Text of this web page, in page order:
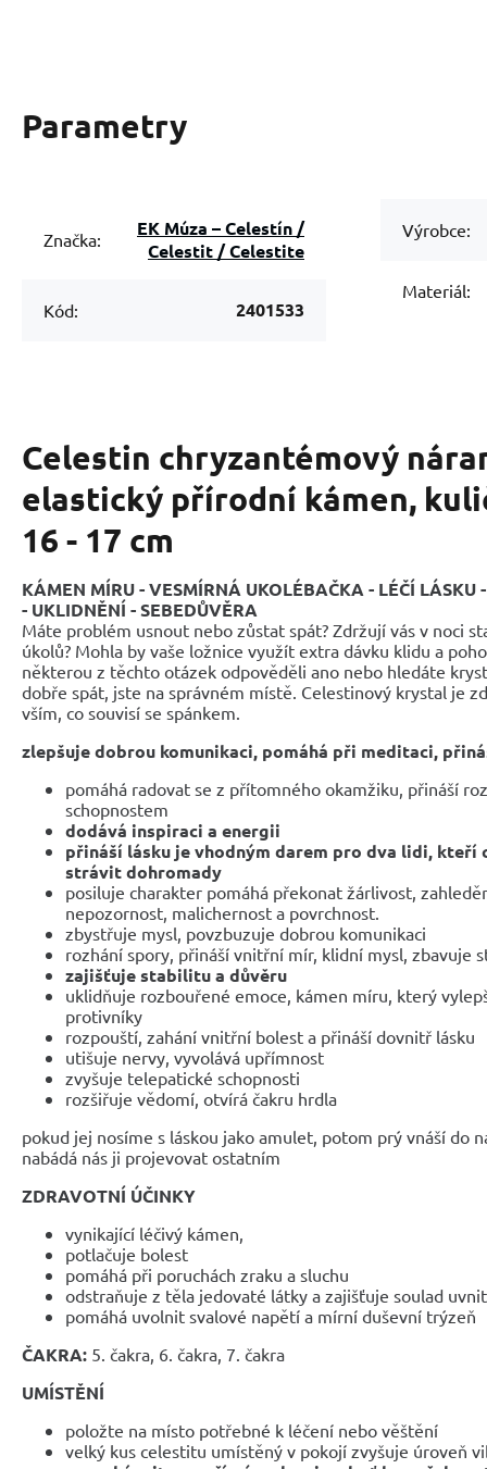
Parametry
Značka:
EK Múza – Celestín /
Celestit / Celestite
Kód: 2401533
Výrobce:
Materiál:
Celestin chryzantémový
elastický přírodní kámen,
16 - 17 cm
KÁMEN MÍRU - VESMÍRNÁ UKOLÉBAČKA - LÉČÍ LÁSKU
- UKLIDNĚNÍ - SEBEDŮVĚRA
Máte problém usnout nebo zůstat spát? Zdržují vás v noci
úkolů? Mohla by vaše ložnice využít extra dávku klidu a
některou z těchto otázek odpověděli ano nebo hledáte
dobře spát, jste na správném místě. Celestinový krystal je
vším, co souvisí se spánkem.
zlepšuje dobrou komunikaci, pomáhá při meditaci,
pomáhá radovat se z přítomného okamžiku, přináší
schopnostem
dodává inspiraci a energii
přináší lásku je vhodným darem pro dva lidi,
strávit dohromady
posiluje charakter pomáhá překonat žárlivost,
nepozornost, malichernost a povrchnost.
zbystřuje mysl, povzbuzuje dobrou komunikaci
rozhání spory, přináší vnitřní mír, klidní mysl, zbavuje
zajišťuje stabilitu a důvěru
uklidňuje rozbouřené emoce, kámen míru, který
protivníky
rozpouští, zahání vnitřní bolest a přináší dovnitř lásku
utišuje nervy, vyvolává upřímnost
zvyšuje telepatické schopnosti
rozšiřuje vědomí, otvírá čakru hrdla
pokud jej nosíme s láskou jako amulet, potom prý vnáší do
nabádá nás ji projevovat ostatním
ZDRAVOTNÍ ÚČINKY
vynikající léčivý kámen,
potlačuje bolest
pomáhá při poruchách zraku a sluchu
odstraňuje z těla jedovaté látky a zajišťuje soulad
pomáhá uvolnit svalové napětí a mírní duševní trýzeň
ČAKRA: 5. čakra, 6. čakra, 7. čakra
UMÍSTĚNÍ
položte na místo potřebné k léčení nebo věštění
velký kus celestitu umístěný v pokojí zvyšuje úroveň